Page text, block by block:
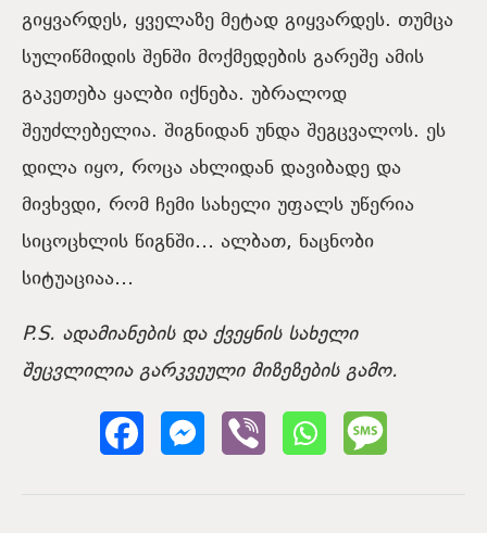
გიყვარდეს, ყველაზე მეტად გიყვარდეს. თუმცა
სულიწმიდის შენში მოქმედების გარეშე ამის
გაკეთება ყალბი იქნება. უბრალოდ
შეუძლებელია. შიგნიდან უნდა შეგცვალოს. ეს
დილა იყო, როცა ახლიდან დავიბადე და
მივხვდი, რომ ჩემი სახელი უფალს უწერია
სიცოცხლის წიგნში… ალბათ, ნაცნობი
სიტუაციაა…
P.S. ადამიანების და ქვეყნის სახელი
შეცვლილია გარკვეული მიზეზების გამო.